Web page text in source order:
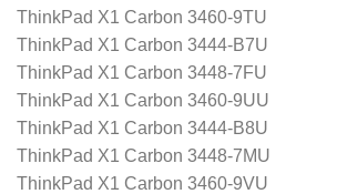
ThinkPad X1 Carbon 3460-9TU
ThinkPad X1 Carbon 3444-B7U
ThinkPad X1 Carbon 3448-7FU
ThinkPad X1 Carbon 3460-9UU
ThinkPad X1 Carbon 3444-B8U
ThinkPad X1 Carbon 3448-7MU
ThinkPad X1 Carbon 3460-9VU